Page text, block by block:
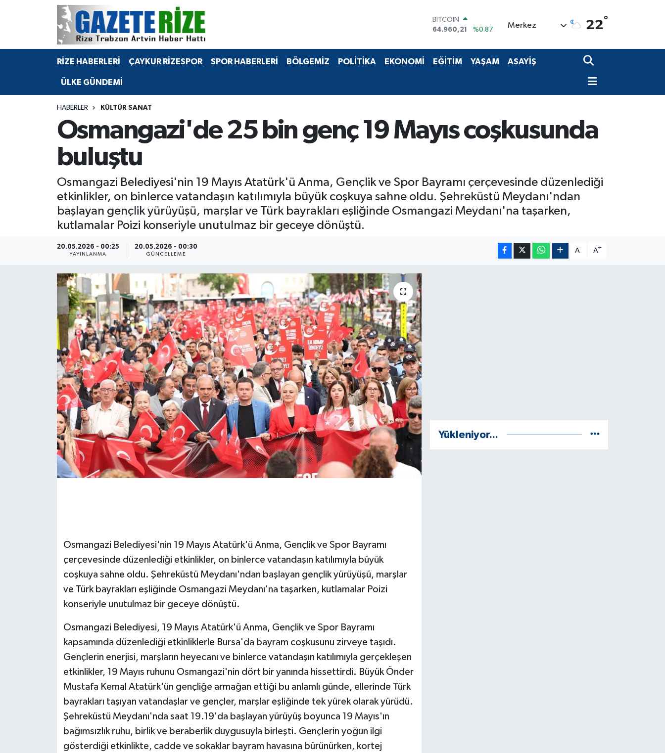
DOLAR
47,7436
%0.18
55,2510
%0.32
STERLİN
64.960,21
%0.87
Merkez 22°
RİZE HABERLERİ ÇAYKUR RİZESPOR SPOR HABERLERİ BÖLGEMİZ POLİTİKA EKONOMİ EĞİTİM YAŞAM ASAYİŞ
ÜLKE GÜNDEMİ
HABERLER KÜLTÜR SANAT
Osmangazi'de 25 bin genç 19 Mayıs coşkusunda
buluştu
Osmangazi Belediyesi'nin 19 Mayıs Atatürk'ü Anma, Gençlik ve Spor Bayramı çerçevesinde düzenlediği
etkinlikler, on binlerce vatandaşın katılımıyla büyük coşkuya sahne oldu. Şehreküstü Meydanı'ndan
başlayan gençlik yürüyüşü, marşlar ve Türk bayrakları eşliğinde Osmangazi Meydanı'na taşarken,
kutlamalar Poizi konseriyle unutulmaz bir geceye dönüştü.
20.05.2026 - 00:25
YAYINLANMA
20.05.2026 - 00:30
GÜNCELLEME
A- A+
Osmangazi Belediyesi'nin 19 Mayıs Atatürk'ü Anma, Gençlik ve Spor Bayramı
çerçevesinde düzenlediği etkinlikler, on binlerce vatandaşın katılımıyla büyük
coşkuya sahne oldu. Şehreküstü Meydanı'ndan başlayan gençlik yürüyüşü, marşlar
ve Türk bayrakları eşliğinde Osmangazi Meydanı'na taşarken, kutlamalar Poizi
konseriyle unutulmaz bir geceye dönüştü.
Osmangazi Belediyesi, 19 Mayıs Atatürk'ü Anma, Gençlik ve Spor Bayramı
kapsamında düzenlediği etkinliklerle Bursa'da bayram coşkusunu zirveye taşıdı.
Gençlerin enerjisi, marşların heyecanı ve binlerce vatandaşın katılımıyla gerçekleşen
etkinlikler, 19 Mayıs ruhunu Osmangazi'nin dört bir yanında hissettirdi. Büyük Önder
Mustafa Kemal Atatürk'ün gençliğe armağan ettiği bu anlamlı günde, ellerinde Türk
bayrakları taşıyan vatandaşlar ve gençler, marşlar eşliğinde tek yürek olarak yürüdü.
Şehreküstü Meydanı'nda saat 19.19'da başlayan yürüyüş boyunca 19 Mayıs'ın
bağımsızlık ruhu, birlik ve beraberlik duygusuyla birleşti. Gençlerin yoğun ilgi
gösterdiği etkinlikte, cadde ve sokaklar bayram havasına bürünürken, kortej
Yükleniyor...
BÖLGEMİZ
Bilim Teknoloji
Advertising news
Canlı Maç
EĞİTİM
EKONOMİ
English News
Flaş Haber
Gayrimenkul
HABERDE İNSAN
İş Dünyası
KÜLTÜR SANAT
Otomobil
POLİTİKA
Merkez Nöbetçi Eczaneler
Merkez Hava Durumu
Merkez Trafik Yoğunluk Haritası
Tüm Manşetler
Son Dakika Haberleri
Haber Arşivi